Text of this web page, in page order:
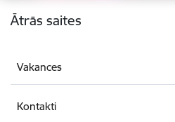
Ātrās saites
Vakances
Kontakti